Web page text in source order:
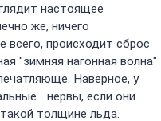
настоящее
же, ничего
всего, происходит сброс
"зимняя нагонная волна"
Наверное, у
нервы, если они
толщине льда.